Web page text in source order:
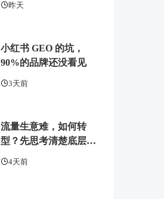
昨天
小红书 GEO 的坑，
90%的品牌还没看见
3天前
流量生意难，如何转
型？先思考清楚底层逻
4天前